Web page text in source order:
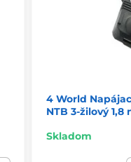
4 World
NTB 3-žilový 1,8
Skladom